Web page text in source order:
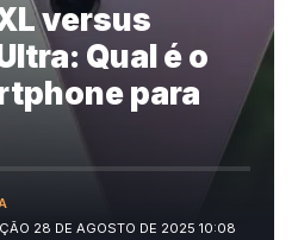
versus
Qual é o
para
28 DE AGOSTO DE 2025 10:08